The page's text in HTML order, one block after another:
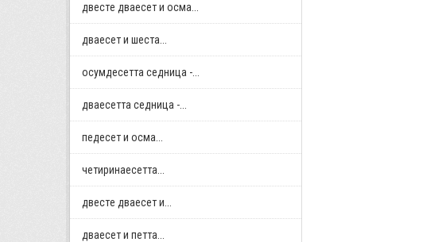
двестe дваесет и осма...
дваесет и шеста...
осумдесетта седница -...
дваесетта седница -...
педесет и осма...
четиринаесетта...
двестe дваесет и...
дваесет и петта...